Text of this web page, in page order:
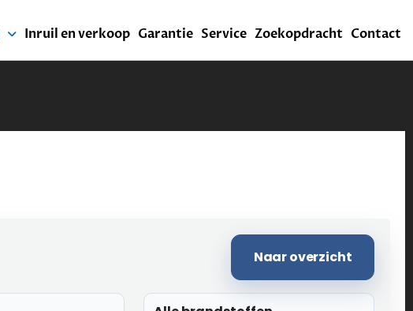
Inruil en verkoop Garantie Service Zoekopdracht Contact